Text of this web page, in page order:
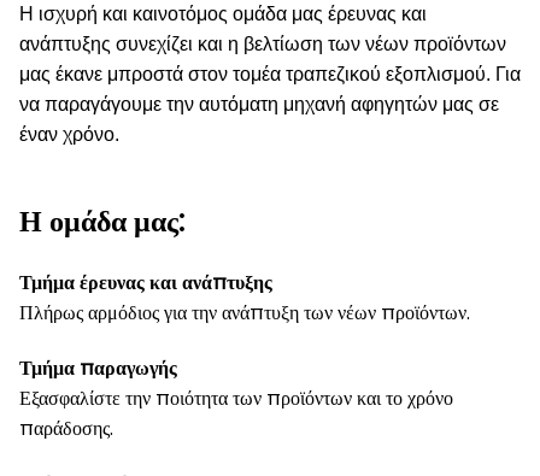
Η ισχυρή και καινοτόμος ομάδα μας έρευνας και
ανάπτυξης συνεχίζει και η βελτίωση των νέων προϊόντων
μας έκανε μπροστά στον τομέα τραπεζικού εξοπλισμού. Για
να παραγάγουμε την αυτόματη μηχανή αφηγητών μας σε
έναν χρόνο.
Η ομάδα μας:
Τμήμα έρευνας και ανάπτυξης
Πλήρως αρμόδιος για την ανάπτυξη των νέων προϊόντων.
Τμήμα παραγωγής
Εξασφαλίστε την ποιότητα των προϊόντων και το χρόνο
παράδοσης.